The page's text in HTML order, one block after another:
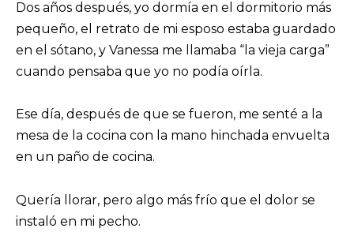
Dos años después, yo dormía en el dormitorio más
pequeño, el retrato de mi esposo estaba guardado
en el sótano, y Vanessa me llamaba “la vieja carga”
cuando pensaba que yo no podía oírla.
Ese día, después de que se fueron, me senté a la
mesa de la cocina con la mano hinchada envuelta
en un paño de cocina.
Quería llorar, pero algo más frío que el dolor se
instaló en mi pecho.